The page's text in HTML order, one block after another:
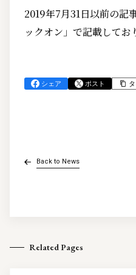
2019年7月31日以前の記
ックオン」で記載してお
シェア ポスト
Back to News
Related Pages